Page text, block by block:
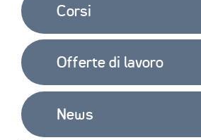
Corsi
Offerte di lavoro
News